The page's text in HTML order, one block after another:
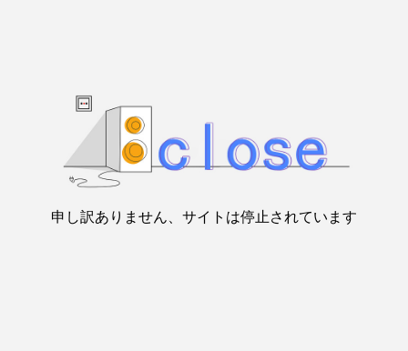
申し訳ありません、サイトは停止されています